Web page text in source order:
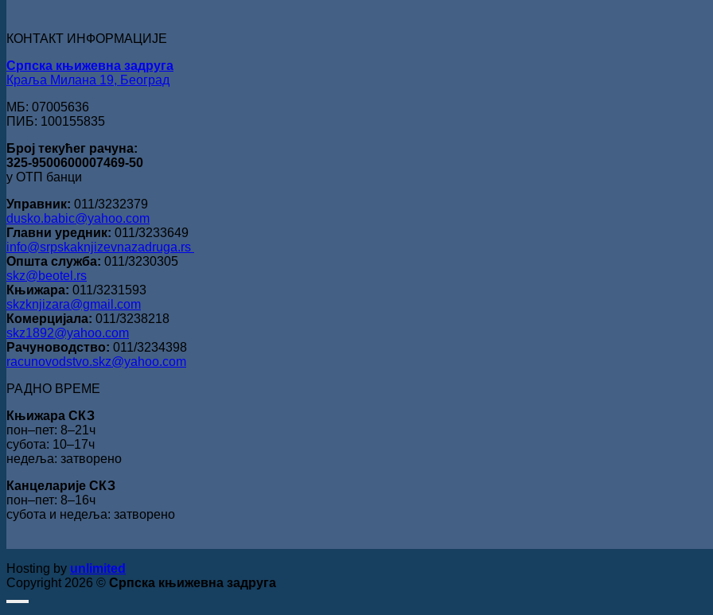
КОНТАКТ ИНФОРМАЦИЈЕ
Српска књижевна задруга
Краља Милана 19, Београд
МБ: 07005636
ПИБ: 100155835
Број текућег рачуна:
325-9500600007469-50
у ОТП банци
Управник: 011/3232379
dusko.babic@yahoo.com
Главни уредник: 011/3233649
info@srpskaknjizevnazadruga.rs
Општа служба: 011/3230305
skz@beotel.rs
Књижара: 011/3231593
skzknjizara@gmail.com
Комерцијала: 011/3238218
skz1892@yahoo.com
Рачуноводство: 011/3234398
racunovodstvo.skz@yahoo.com
РАДНО ВРЕМЕ
Књижара СКЗ
пон‒пет: 8‒21ч
субота: 10‒17ч
недеља: затворено
Канцеларије СКЗ
пон‒пет: 8‒16ч
субота и недеља: затворено
Hosting by unlimited
Copyright 2026 © Српска књижевна задруга